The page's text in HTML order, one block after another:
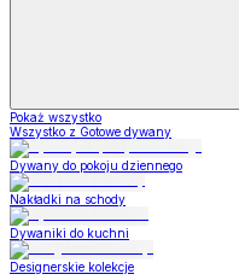
Pokaż wszystko
Wszystko z Gotowe dywany
Dywany do pokoju dziennego
Nakładki na schody
Dywaniki do kuchni
Designerskie kolekcje